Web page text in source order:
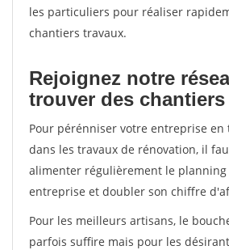
les particuliers pour réaliser
chantiers travaux.
Rejoignez notre
trouver des
Pour pérénniser votre entreprise
dans les travaux de rénovation, il
alimenter régulièrement le planning
entreprise et doubler son chiffre
Pour les meilleurs artisans, le
parfois suffire mais pour les